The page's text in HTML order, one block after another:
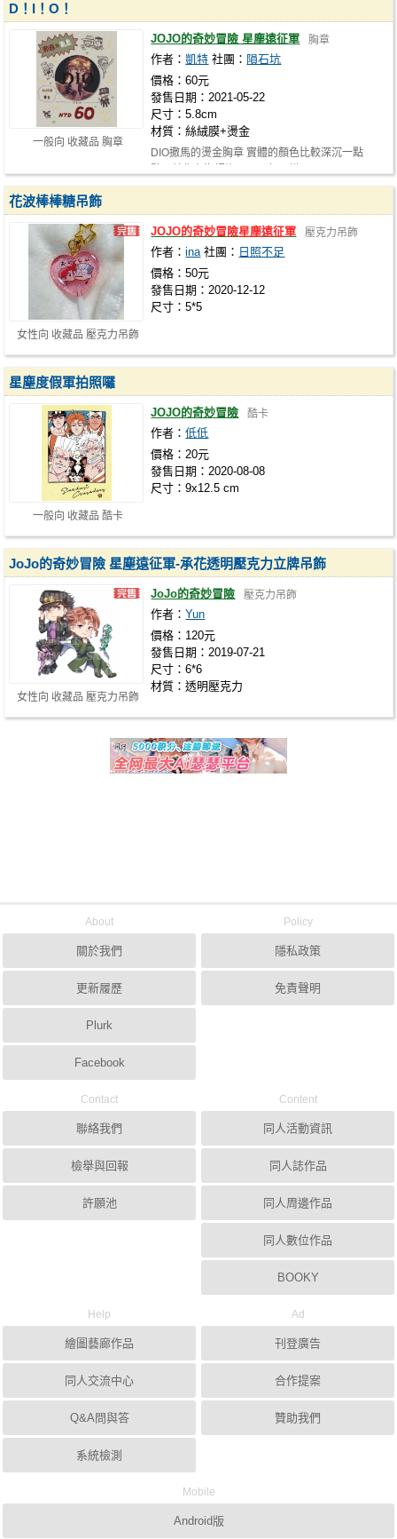
一般向 收藏品 胸章
D！I！O！
JOJO的奇妙冒險 星塵遠征軍 胸章
作者：凱特 社團： 隕石坑
價格：60元
發售日期：2021-05-22
尺寸：5.8cm
材質：絲絨膜+燙金
DIO撒馬的燙金胸章 實體的顏色比較深沉一點
女性向 收藏品 壓克力吊飾
花波棒棒糖吊飾
JOJO的奇妙冒險星塵遠征軍 壓克力吊飾
作者：ina 社團： 日照不足
價格：50元
發售日期：2020-12-12
尺寸：5*5
一般向 收藏品 酷卡
星塵度假軍拍照囉
JOJO的奇妙冒險 酷卡
作者：低低
價格：20元
發售日期：2020-08-08
尺寸：9x12.5 cm
女性向 收藏品 壓克力吊飾
JoJo的奇妙冒險 星塵遠征軍-承花透明壓克力立牌吊飾
JoJo的奇妙冒險 壓克力吊飾
作者：Yun
價格：120元
發售日期：2019-07-21
尺寸：6*6
材質：透明壓克力
About
關於我們
更新履歷
Plurk
Facebook
Policy
隱私政策
免責聲明
Contact
聯絡我們
檢舉與回報
許願池
Content
同人活動資訊
同人誌作品
同人周邊作品
同人數位作品
BOOKY
Help
繪圖藝廊作品
同人交流中心
Q&A問與答
系統檢測
Ad
刊登廣告
合作提案
贊助我們
Mobile
Android版